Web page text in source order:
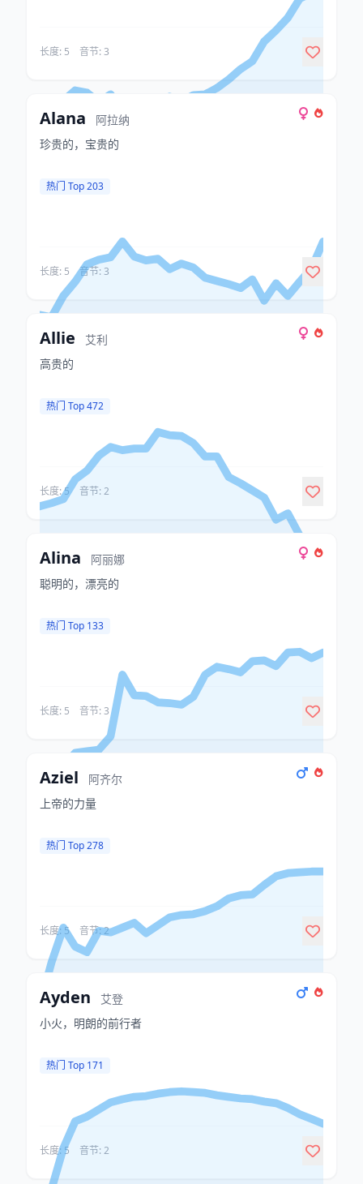
长度: 5 音节: 3
Alana
阿拉纳
珍贵的，宝贵的
热门 Top 203
长度: 5 音节: 3
Allie
艾利
高贵的
热门 Top 472
长度: 5 音节: 2
Alina
阿丽娜
聪明的，漂亮的
热门 Top 133
长度: 5 音节: 3
Aziel
阿齐尔
上帝的力量
热门 Top 278
长度: 5 音节: 2
Ayden
艾登
小火，明朗的前行者
热门 Top 171
长度: 5 音节: 2